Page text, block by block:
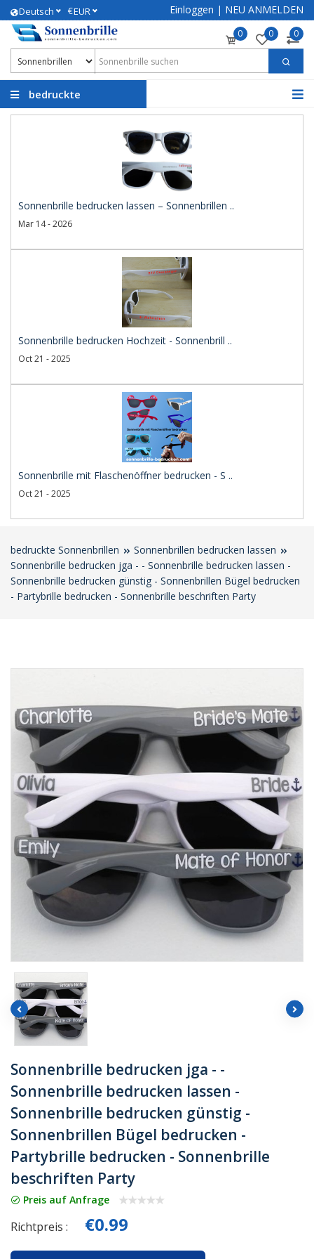
Deutsch €EUR Einloggen | NEU ANMELDEN
0 0 0
bedruckte
Sonnenbrille bedrucken lassen – Sonnenbrillen ..
Mar 14 - 2026
Sonnenbrille bedrucken Hochzeit - Sonnenbrill ..
Oct 21 - 2025
Sonnenbrille mit Flaschenöffner bedrucken - S ..
Oct 21 - 2025
bedruckte Sonnenbrillen
Sonnenbrillen bedrucken lassen
Sonnenbrille bedrucken jga - - Sonnenbrille bedrucken lassen -
Sonnenbrille bedrucken günstig - Sonnenbrillen Bügel bedrucken
- Partybrille bedrucken - Sonnenbrille beschriften Party
Sonnenbrille bedrucken jga - -
Sonnenbrille bedrucken lassen -
Sonnenbrille bedrucken günstig -
Sonnenbrillen Bügel bedrucken -
Partybrille bedrucken - Sonnenbrille
beschriften Party
Preis auf Anfrage
Richtpreis : €0.99